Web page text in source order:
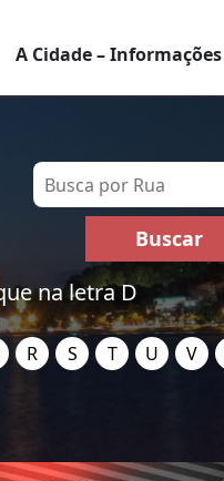
A Cidade – Informações
na letra D
R S T U V